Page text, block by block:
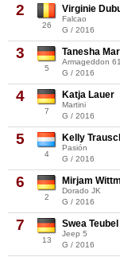
2
26
Virginie
Falcao
G / 2016
3
5
Tanesha
Armageddon 61
G / 2016
4
7
Katja Lauer
Martini
G / 2016
5
4
Kelly
Pasión
G / 2016
6
2
Mirjam
Dorado JK
G / 2016
7
13
Swea Teubel
Jeep 5
G / 2016